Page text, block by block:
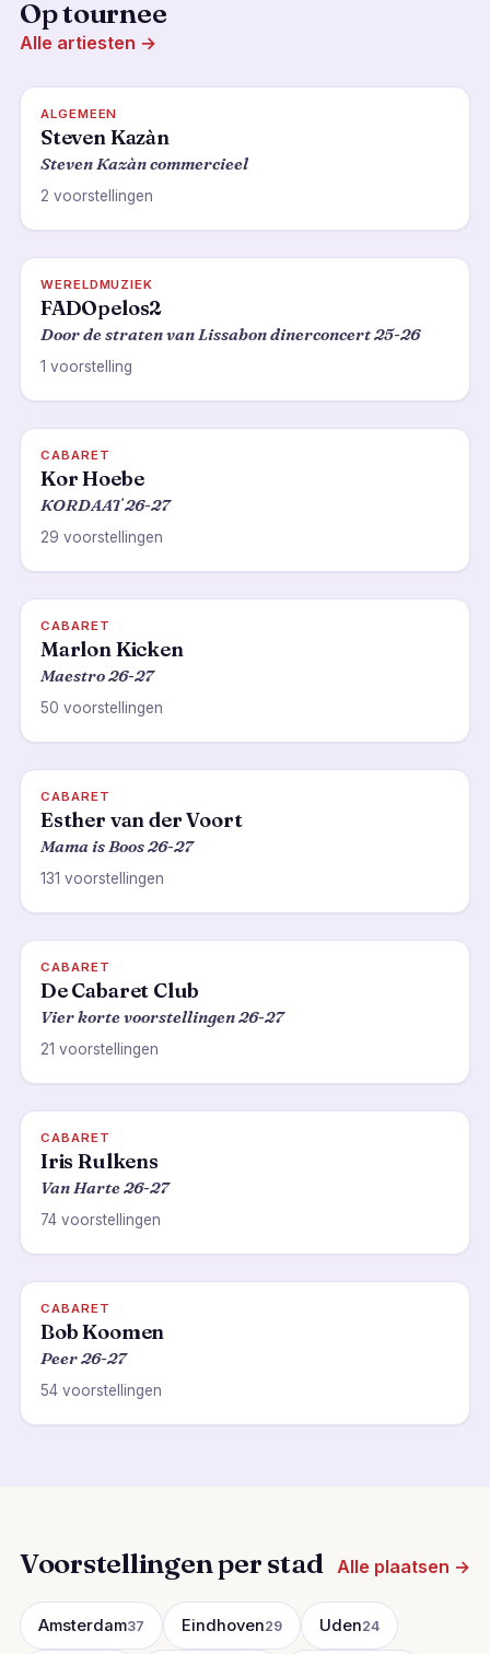
Op tournee
Alle artiesten →
ALGEMEEN
Steven Kazàn
Steven Kazàn commercieel
2 voorstellingen
WERELDMUZIEK
FADOpelos2
Door de straten van Lissabon dinerconcert 25-26
1 voorstelling
CABARET
Kor Hoebe
KORDAAT 26-27
29 voorstellingen
CABARET
Marlon Kicken
Maestro 26-27
50 voorstellingen
CABARET
Esther van der Voort
Mama is Boos 26-27
131 voorstellingen
CABARET
De Cabaret Club
Vier korte voorstellingen 26-27
21 voorstellingen
CABARET
Iris Rulkens
Van Harte 26-27
74 voorstellingen
CABARET
Bob Koomen
Peer 26-27
54 voorstellingen
Voorstellingen per stad Alle plaatsen →
Amsterdam37 Eindhoven29 Uden24